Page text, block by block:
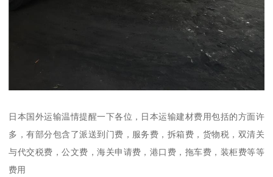
日本国外运输温情提醒一下各位，日本运输建材费用包括的方面许
多，有部分包含了派送到门费，服务费，拆箱费，货物税，双清关
与代交税费，公文费，海关申请费，港口费，拖车费，装柜费等等
费用